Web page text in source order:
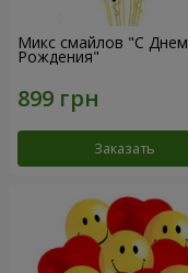
Микс смайлов "C Днем
Рождения"
Заказать